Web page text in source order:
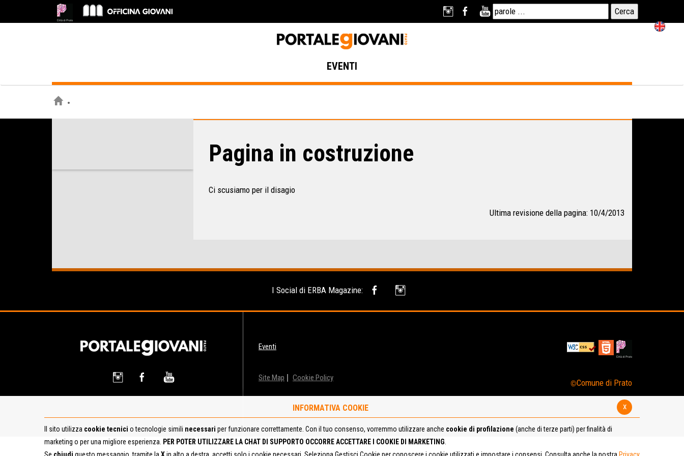
EVENTI
Pagina in costruzione
Ci scusiamo per il disagio
Ultima revisione della pagina: 10/4/2013
I Social di ERBA Magazine:
Eventi
Site Map Cookie Policy Comune di Prato
x
INFORMATIVA COOKIE
Il sito utilizza cookie tecnici o tecnologie simili necessari per funzionare correttamente. Con il tuo consenso, vorremmo utilizzare anche cookie di profilazione (anche di terze parti) per finalità di
marketing o per una migliore esperienza.
PER POTER UTILIZZARE LA CHAT DI SUPPORTO OCCORRE ACCETTARE I COOKIE DI MARKETING